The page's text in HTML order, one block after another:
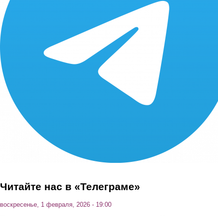
Читайте нас в «Телеграме»
воскресенье, 1 февраля, 2026 - 19:00